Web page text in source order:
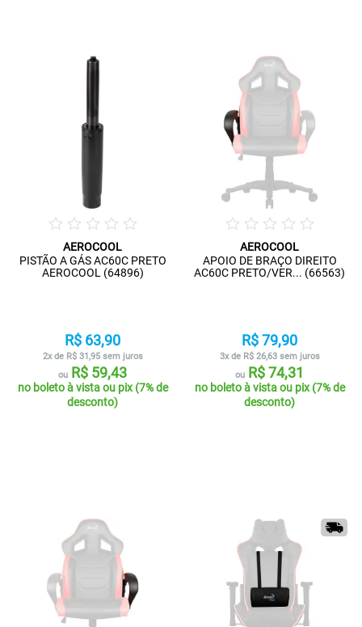
AEROCOOL
PISTÃO A GÁS AC60C PRETO
AEROCOOL (64896)
R$ 63,90
2x de R$ 31,95 sem juros
ou R$ 59,43
no boleto à vista ou pix (7% de
desconto)
AEROCOOL
APOIO DE BRAÇO DIREITO
AC60C PRETO/VER... (66563)
R$ 79,90
3x de R$ 26,63 sem juros
ou R$ 74,31
no boleto à vista ou pix (7% de
desconto)